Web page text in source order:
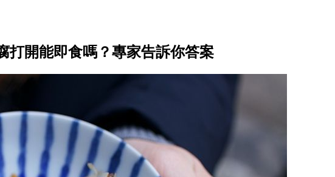
打開能即食嗎？專家告訴你答案